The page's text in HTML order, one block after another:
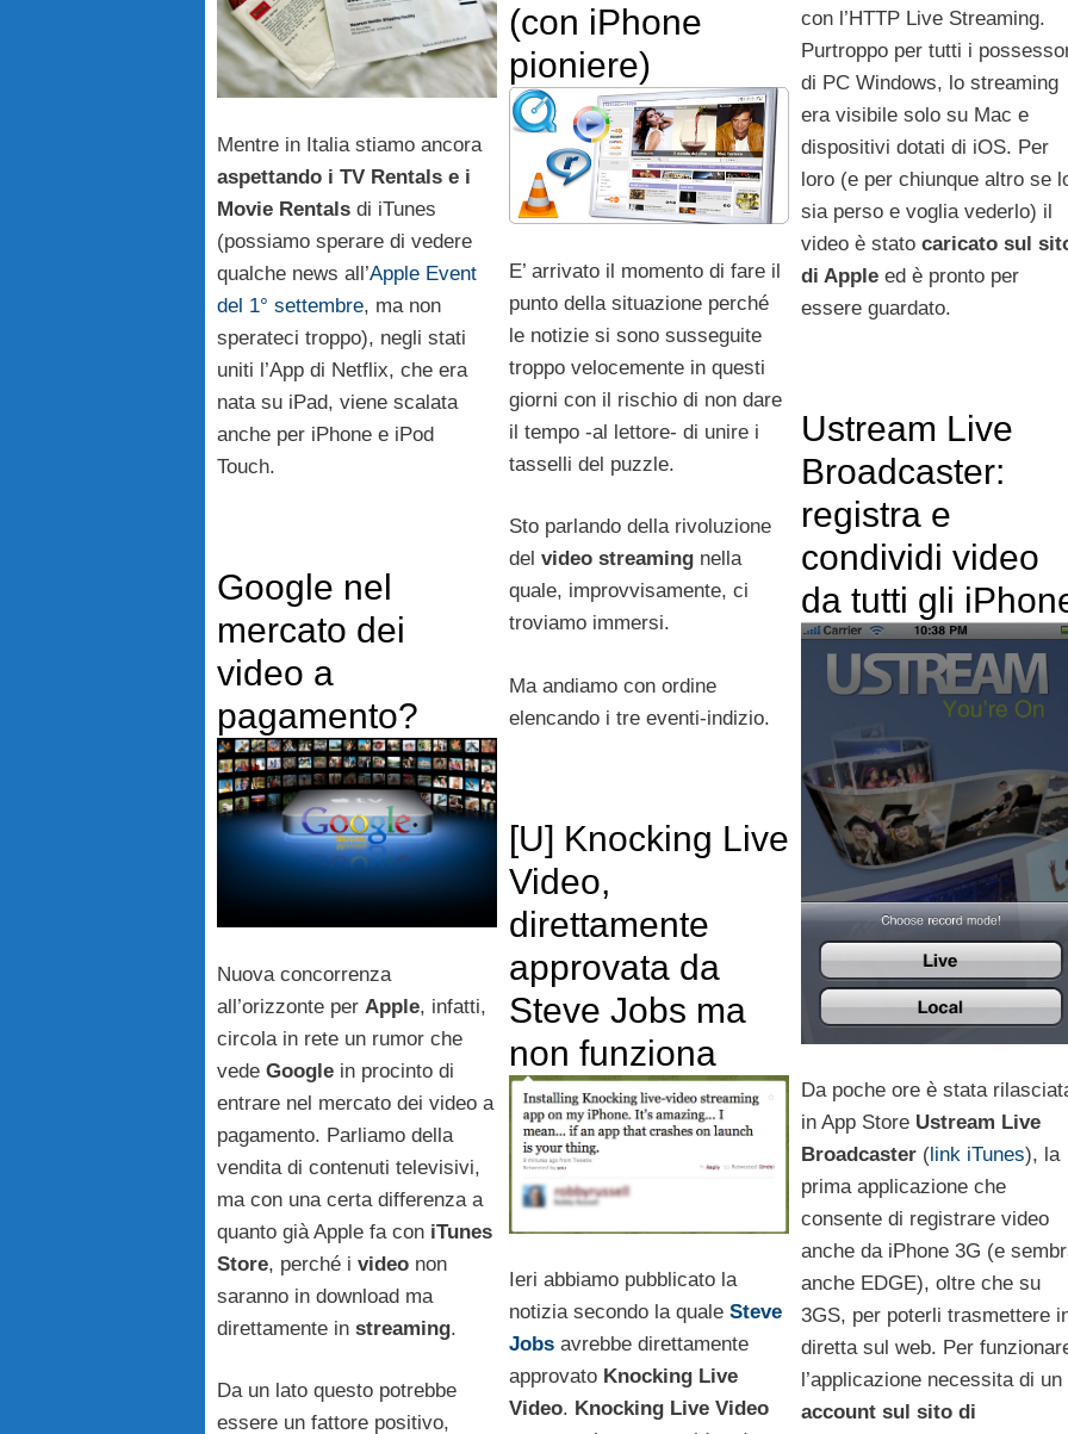
con l’HTTP Live Streaming.
Purtroppo per tutti i
di PC Windows, lo streaming
era visibile solo su Mac e
dispositivi dotati di iOS. Per
loro (e per chiunque altro se
sia perso e voglia vederlo) il
video è stato caricato sul
di Appleed è pronto per
essere guardato.
Mentre in Italia stiamo ancora
aspettando i TV Rentals e i
Movie Rentals di iTunes
(possiamo sperare di vedere
qualche news all’Apple Event
del 1° settembre, ma non
sperateci troppo), negli stati
uniti l’App di Netflix, che era
nata su iPad, viene scalata
anche per iPhone e iPod
Touch.
(con iPhone
pioniere)
E’ arrivato il momento di fare il
punto della situazione perché
le notizie si sono susseguite
troppo velocemente in questi
giorni con il rischio di non dare
il tempo -al lettore- di unire i
tasselli del puzzle.
Sto parlando della rivoluzione
del video streamingnella
quale, improvvisamente, ci
troviamo immersi.
Ma andiamo con ordine
elencando i tre eventi-indizio.
Ustream Live
Broadcaster:
registra e
condividi video
da tutti gli
Da poche ore è stata
in App Store Ustream Live
Broadcaster (link iTunes), la
prima applicazione che
consente di registrare video
anche da iPhone 3G (e
anche EDGE), oltre che su
3GS, per poterli trasmettere
diretta sul web. Per
l’applicazione necessita di un
account sul sito di
Google nel
mercato dei
video a
pagamento?
Nuova concorrenza
all’orizzonte per Apple, infatti,
circola in rete un rumor che
vede Google in procinto di
entrare nel mercato dei video a
pagamento. Parliamo della
vendita di contenuti televisivi,
ma con una certa differenza a
quanto già Apple fa con iTunes
Store, perché i video non
saranno in download ma
direttamente in streaming.
Da un lato questo potrebbe
essere un fattore positivo,
[U] Knocking Live
Video,
direttamente
approvata da
Steve Jobs ma
non funziona
Ieri abbiamo pubblicato la
notizia secondo la quale Steve
Jobsavrebbe direttamente
approvato Knocking Live
Video. Knocking Live Video